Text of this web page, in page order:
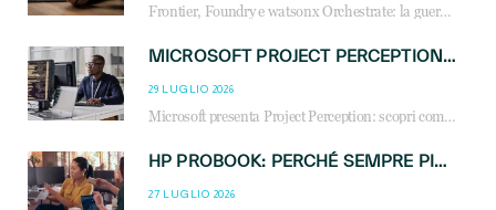
Frontier, Foundry e watsonx Orchestrate: la guerra delle piattaforme AI agent ridisegna il mercato IT. Cosa cambia per reseller, MSP e system integrator.
MICROSOFT PROJECT PERCEPTION: COME GLI AGENTI AI CAMBIERANNO SOC, CYBERSECURITY E SERVIZI MSP
29 LUGLIO 2026
Microsoft presenta Project Perception: scopri come gli agenti AI possono trasformare cybersecurity, SOC e servizi gestiti degli MSP.
HP PROBOOK: PERCHÉ SEMPRE PIÙ AZIENDE SCELGONO NOTEBOOK PROGETTATI PER IL LAVORO MODERNO
27 LUGLIO 2026